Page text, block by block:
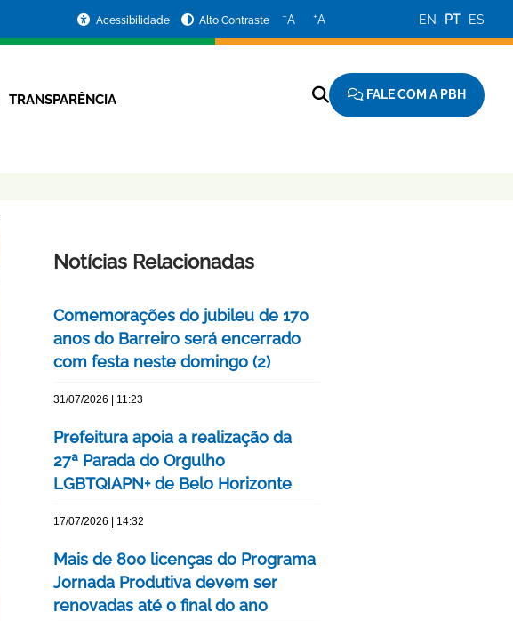
Acessibilidade Alto Contraste −A +A EN PT ES
TRANSPARÊNCIA FALE COM A PBH
Notícias Relacionadas
Comemorações do jubileu de 170
anos do Barreiro será encerrado
com festa neste domingo (2)
31/07/2026 | 11:23
Prefeitura apoia a realização da
27ª Parada do Orgulho
LGBTQIAPN+ de Belo Horizonte
17/07/2026 | 14:32
Mais de 800 licenças do Programa
Jornada Produtiva devem ser
renovadas até o final do ano